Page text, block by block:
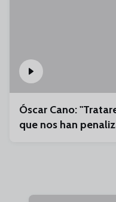
Óscar Cano:
que nos han